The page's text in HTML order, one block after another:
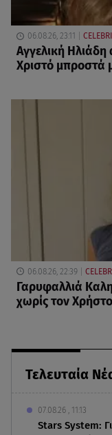
Τελευταία
07.08.26 , 11:13
Stars System:
06.08.26, 23:11
Αγγελική
Χριστό μπροστά
06.08.26, 22:39
Γαρυφαλλιά
χωρίς τον